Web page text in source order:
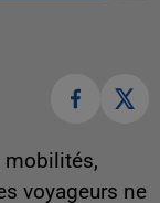
mobilités,
voyageurs ne